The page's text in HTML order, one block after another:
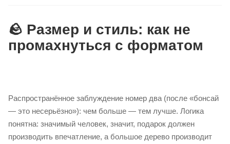
🪨 Размер и стиль: как не
промахнуться с форматом
Распространённое заблуждение номер два (после «бонсай
— это несерьёзно»): чем больше — тем лучше. Логика
понятна: значимый человек, значит, подарок должен
производить впечатление, а большое дерево производит